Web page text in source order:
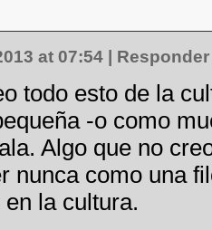
at 07:54 Responder
todo esto de la
-o como
Algo que no
nunca como una
la cultura.